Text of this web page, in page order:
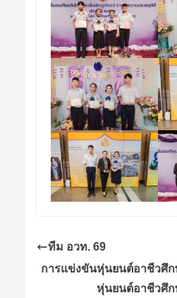
ทีม อวท. 69
การแข่งขันหุ่นยนต์อาชีวศึ
หุ่นยนต์อาชีวศึก